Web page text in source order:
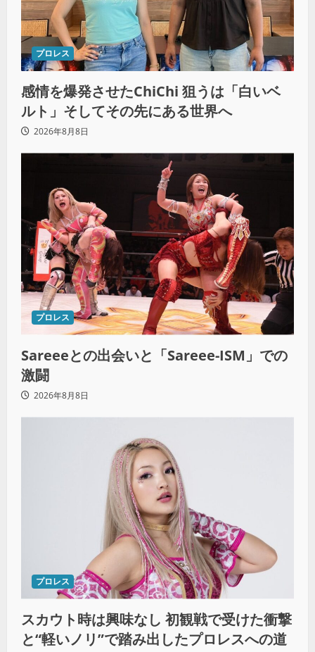
プロレス
感情を爆発させたChiChi 狙うは「白いベ
ルト」そしてその先にある世界へ
2026年8月8日
プロレス
Sareeeとの出会いと「Sareee-ISM」での
激闘
2026年8月8日
プロレス
スカウト時は興味なし 初観戦で受けた衝撃
と“軽いノリ”で踏み出したプロレスへの道